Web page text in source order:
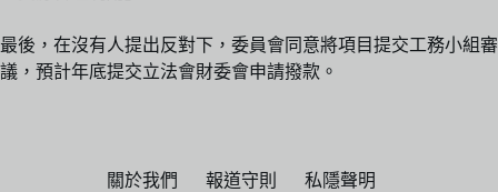
最後，在沒有人提出反對下，委員會同意將項目提交工務小組審
議，預計年底提交立法會財委會申請撥款。
關於我們 報道守則 私隱聲明